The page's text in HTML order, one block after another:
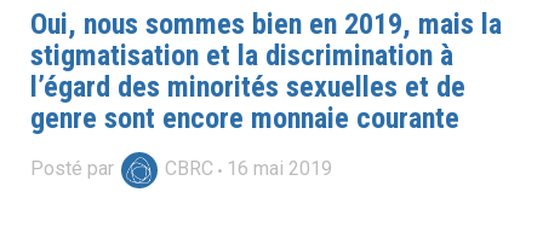
Oui, nous sommes bien en 2019, mais la
stigmatisation et la discrimination à
l’égard des minorités sexuelles et de
genre sont encore monnaie courante
Posté par CBRC 16 mai 2019